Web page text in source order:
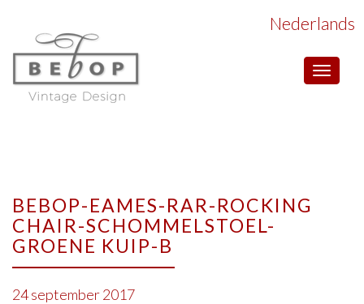
Toggle
Nederlands
BEBOP-EAMES-RAR-ROCKING
CHAIR-SCHOMMELSTOEL-
GROENE KUIP-B
24 september 2017